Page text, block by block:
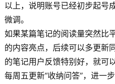
以上，说明账号已经初步起号
微调。
如果某篇笔记的阅读量突然比
的内容亮点，后续可以多更新
的笔记用户反馈特别好，就可
每周五更新“收纳问答”，进一